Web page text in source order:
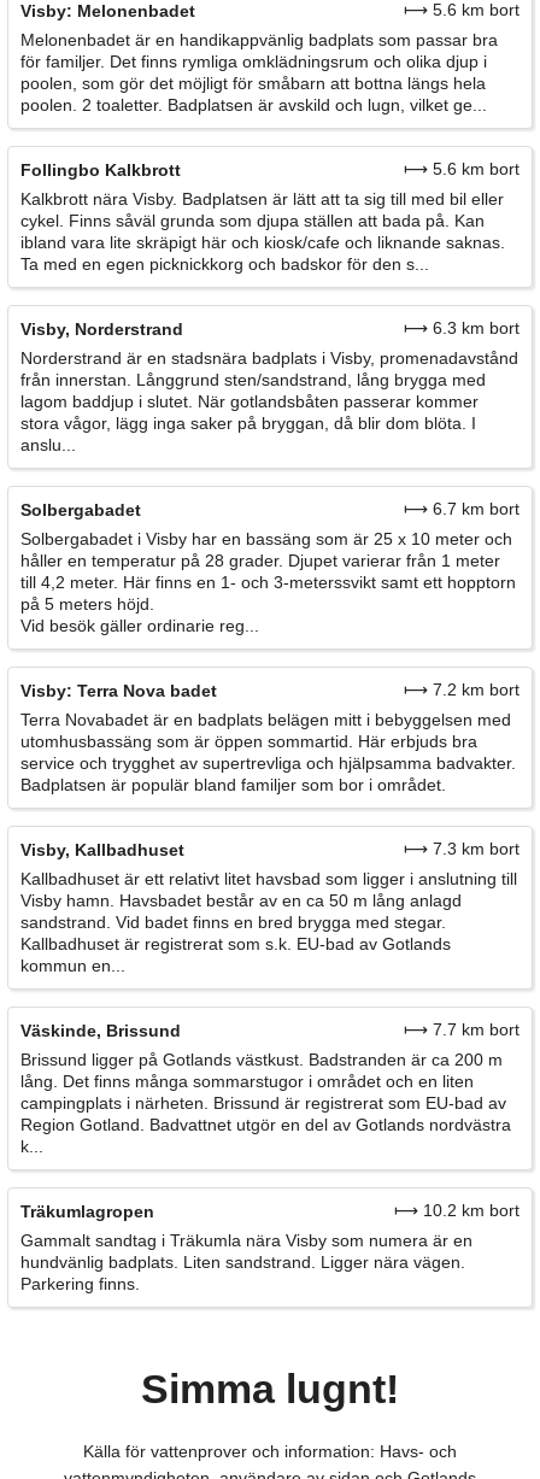
Visby: Melonenbadet
⟼ 5.6 km bort
Melonenbadet är en handikappvänlig badplats som passar bra
för familjer. Det finns rymliga omklädningsrum och olika djup i
poolen, som gör det möjligt för småbarn att bottna längs hela
poolen. 2 toaletter. Badplatsen är avskild och lugn, vilket ge...
Follingbo Kalkbrott
⟼ 5.6 km bort
Kalkbrott nära Visby. Badplatsen är lätt att ta sig till med bil eller
cykel. Finns såväl grunda som djupa ställen att bada på. Kan
ibland vara lite skräpigt här och kiosk/cafe och liknande saknas.
Ta med en egen picknickkorg och badskor för den s...
Visby, Norderstrand
⟼ 6.3 km bort
Norderstrand är en stadsnära badplats i Visby, promenadavstånd
från innerstan. Långgrund sten/sandstrand, lång brygga med
lagom baddjup i slutet. När gotlandsbåten passerar kommer
stora vågor, lägg inga saker på bryggan, då blir dom blöta. I
anslu...
Solbergabadet
⟼ 6.7 km bort
Solbergabadet i Visby har en bassäng som är 25 x 10 meter och
håller en temperatur på 28 grader. Djupet varierar från 1 meter
till 4,2 meter. Här finns en 1- och 3-meterssvikt samt ett hopptorn
på 5 meters höjd.
Vid besök gäller ordinarie reg...
Visby: Terra Nova badet
⟼ 7.2 km bort
Terra Novabadet är en badplats belägen mitt i bebyggelsen med
utomhusbassäng som är öppen sommartid. Här erbjuds bra
service och trygghet av supertrevliga och hjälpsamma badvakter.
Badplatsen är populär bland familjer som bor i området.
Visby, Kallbadhuset
⟼ 7.3 km bort
Kallbadhuset är ett relativt litet havsbad som ligger i anslutning till
Visby hamn. Havsbadet består av en ca 50 m lång anlagd
sandstrand. Vid badet finns en bred brygga med stegar.
Kallbadhuset är registrerat som s.k. EU-bad av Gotlands
kommun en...
Väskinde, Brissund
⟼ 7.7 km bort
Brissund ligger på Gotlands västkust. Badstranden är ca 200 m
lång. Det finns många sommarstugor i området och en liten
campingplats i närheten. Brissund är registrerat som EU-bad av
Region Gotland. Badvattnet utgör en del av Gotlands nordvästra
k...
Träkumlagropen
⟼ 10.2 km bort
Gammalt sandtag i Träkumla nära Visby som numera är en
hundvänlig badplats. Liten sandstrand. Ligger nära vägen.
Parkering finns.
Simma lugnt!
Källa för vattenprover och information: Havs- och